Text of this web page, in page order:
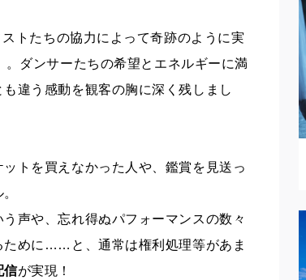
トたちの協力によって奇跡のように実
。ダンサーたちの希望とエネルギーに満
違う感動を観客の胸に深く残しまし
トを買えなかった人や、鑑賞を見送っ
声や、忘れ得ぬパフォーマンスの数々
ために……と、通常は権利処理等があま
信が実現！